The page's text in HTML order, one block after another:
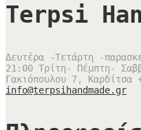
Terpsi
Δευτέρα -Τετάρτη -
21:00 Τρίτη- Πέμπτη-
Γακιόπουλου 7, Καρδίτσα
info@terpsihandmade.gr